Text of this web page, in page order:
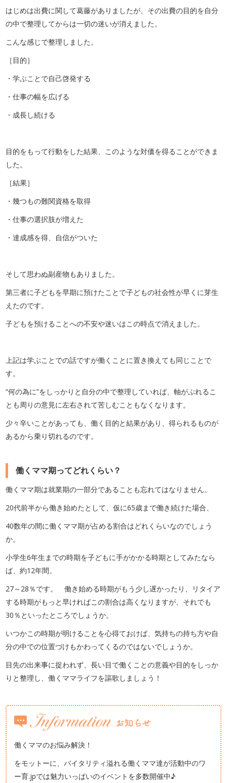
はじめは出費に関して葛藤がありましたが、その出費の目的を自分
の中で整理してからは一切の迷いが消えました。
こんな感じで整理しました。
［目的］
・学ぶことで自己啓発する
・仕事の幅を広げる
・成長し続ける
目的をもって行動をした結果、このような対価を得ることができま
した。
［結果］
・幾つもの難関資格を取得
・仕事の選択肢が増えた
・達成感を得、自信がついた
そして思わぬ副産物もありました。
第三者に子どもを早期に預けたことで子どもの社会性が早くに芽生
えたのです。
子どもを預けることへの不安や迷いはこの時点で消えました。
上記は学ぶことでの話ですが働くことに置き換えても同じことで
す。
“何の為に”をしっかりと自分の中で整理していれば、軸がぶれるこ
とも周りの意見に左右されて苦しむこともなくなります。
少々辛いことがあっても、働く目的と結果があり、得られるものが
あるから乗り切れるのです。
働くママ期ってどれくらい？
働くママ期は就業期の一部分であることも忘れてはなりません。
20代前半から働き始めたとして、仮に65歳まで働き続けた場合、
40数年の間に働くママ期が占める割合はどれくらいなのでしょう
か。
小学生6年生までの時期を子どもに手がかかる時期としてみたなら
ば、約12年間。
27～28％です。 働き始める時期がもう少し遅かったり、リタイア
する時期がもっと早ければこの割合は高くなりますが、それでも
30％といったところでしょうか。
いつかこの時期が明けることを心得ておけば、気持ちの持ち方や自
分の中での位置づけもかわってくるのではないでしょうか。
目先の出来事に捉われず、長い目で働くことの意義や目的をしっか
りと整理し、働くママライフを謳歌しましょう！
働くママのお悩み解決！
をモットーに、バイタリティ溢れる働くママ達が活動中のワ
ー育.jpでは魅力いっぱいのイベントを多数開催中♪